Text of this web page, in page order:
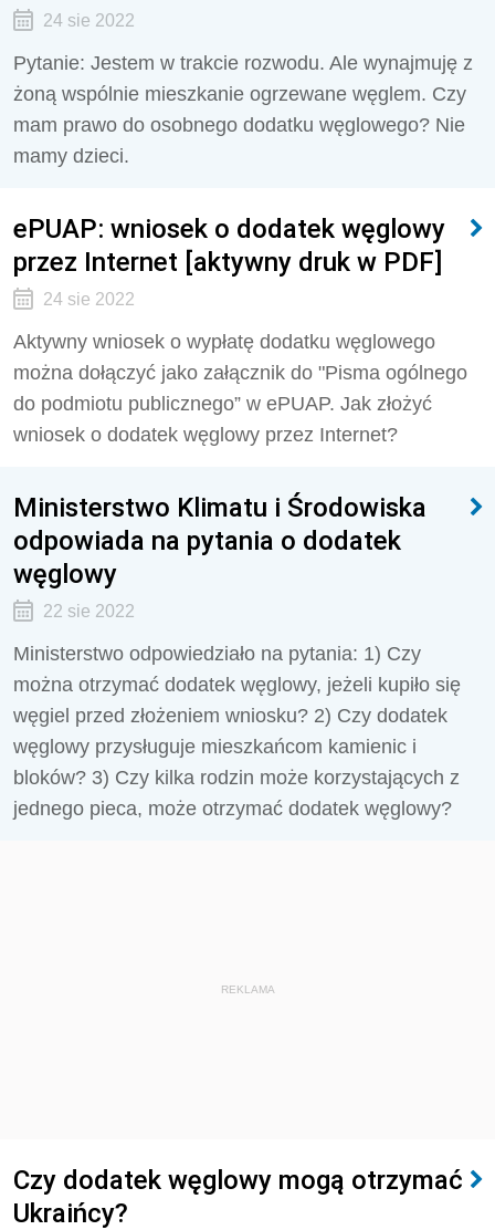
24 sie 2022
Pytanie: Jestem w trakcie rozwodu. Ale wynajmuję z
żoną wspólnie mieszkanie ogrzewane węglem. Czy
mam prawo do osobnego dodatku węglowego? Nie
mamy dzieci.
ePUAP: wniosek o dodatek węglowy
przez Internet [aktywny druk w PDF]
24 sie 2022
Aktywny wniosek o wypłatę dodatku węglowego
można dołączyć jako załącznik do "Pisma ogólnego
do podmiotu publicznego” w ePUAP. Jak złożyć
wniosek o dodatek węglowy przez Internet?
Ministerstwo Klimatu i Środowiska
odpowiada na pytania o dodatek
węglowy
22 sie 2022
Ministerstwo odpowiedziało na pytania: 1) Czy
można otrzymać dodatek węglowy, jeżeli kupiło się
węgiel przed złożeniem wniosku? 2) Czy dodatek
węglowy przysługuje mieszkańcom kamienic i
bloków? 3) Czy kilka rodzin może korzystających z
jednego pieca, może otrzymać dodatek węglowy?
REKLAMA
Czy dodatek węglowy mogą otrzymać
Ukraińcy?